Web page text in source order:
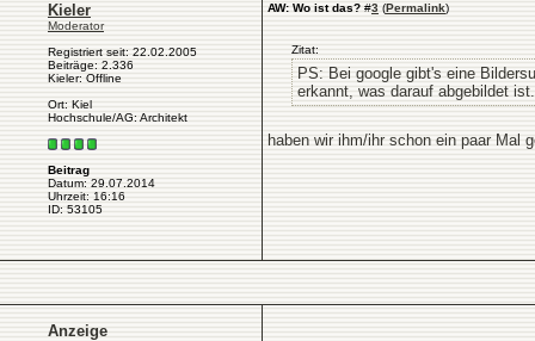
Kieler
Moderator
Registriert seit: 22.02.2005
Beiträge: 2.336
Kieler: Offline
Ort: Kiel
Hochschule/AG: Architekt
Beitrag
Datum: 29.07.2014
Uhrzeit: 16:16
ID: 53105
AW: Wo ist das? #3 (Permalink)
Zitat:
PS: Bei google gibt's eine
erkannt, was darauf abgebildet ist.
haben wir ihm/ihr schon ein paar Mal
Anzeige